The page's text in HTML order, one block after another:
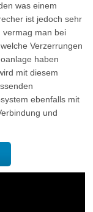
was einem
ist jedoch sehr
vermag man bei
Verzerrungen
haben
mit diesem
ebenfalls mit
und